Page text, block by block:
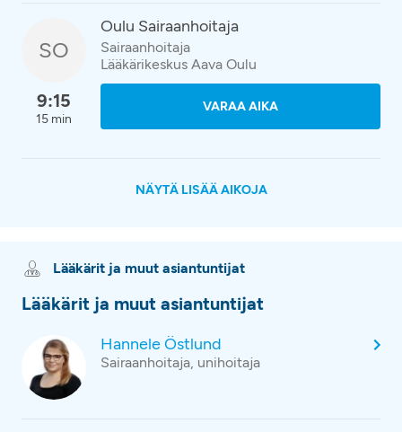
SO
9:15
15 min
Oulu Sairaanhoitaja
Sairaanhoitaja
Lääkärikeskus Aava Oulu
VARAA AIKA
NÄYTÄ LISÄÄ AIKOJA
Lääkärit ja muut asiantuntijat
Lääkärit ja muut asiantuntijat
Hannele Östlund
Sairaanhoitaja, unihoitaja